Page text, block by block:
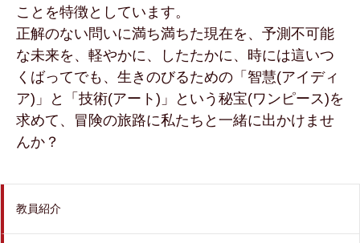
ことを特徴としています。
正解のない問いに満ち満ちた現在を、予測不可能
な未来を、軽やかに、したたかに、時には這いつ
くばってでも、生きのびるための「智慧(アイディ
ア)」と「技術(アート)」という秘宝(ワンピース)を
求めて、冒険の旅路に私たちと一緒に出かけませ
んか？
教員紹介